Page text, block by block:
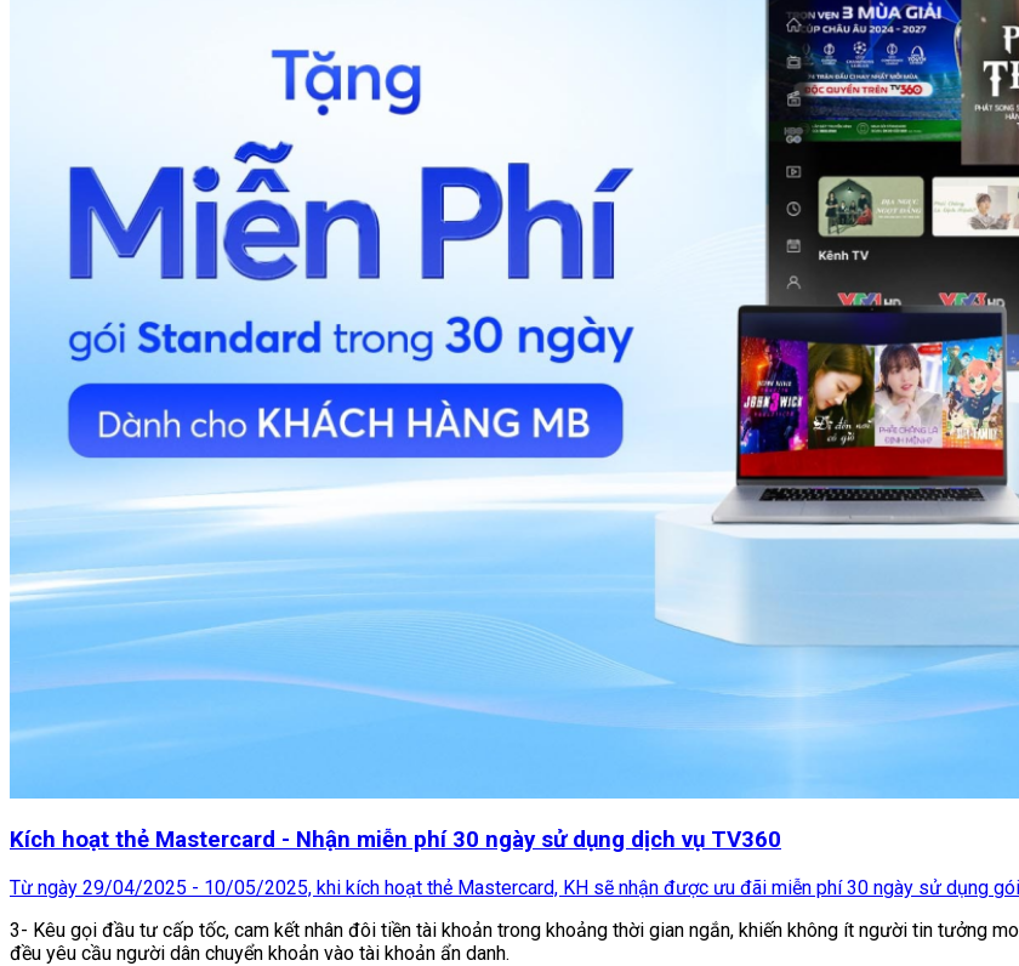
Kích hoạt thẻ Mastercard - Nhận miễn phí 30 ngày sử dụng dịch vụ TV360
Từ ngày 29/04/2025 - 10/05/2025, khi kích hoạt thẻ Mastercard, KH sẽ nhận được ưu đãi miễn phí 30 ngày sử dụng
3- Kêu gọi đầu tư cấp tốc, cam kết nhân đôi tiền tài khoản trong khoảng thời gian ngắn, khiến không ít người tin tưởng
đều yêu cầu người dân chuyển khoản vào tài khoản ẩn danh.